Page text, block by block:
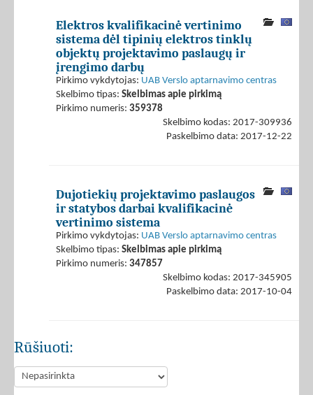
Elektros kvalifikacinė vertinimo
sistema dėl tipinių elektros tinklų
objektų projektavimo paslaugų ir
įrengimo darbų
Pirkimo vykdytojas: UAB Verslo aptarnavimo centras
Skelbimo tipas: Skelbimas apie pirkimą
Pirkimo numeris: 359378
Skelbimo kodas: 2017-309936
Paskelbimo data: 2017-12-22
Dujotiekių projektavimo paslaugos
ir statybos darbai kvalifikacinė
vertinimo sistema
Pirkimo vykdytojas: UAB Verslo aptarnavimo centras
Skelbimo tipas: Skelbimas apie pirkimą
Pirkimo numeris: 347857
Skelbimo kodas: 2017-345905
Paskelbimo data: 2017-10-04
Rūšiuoti: